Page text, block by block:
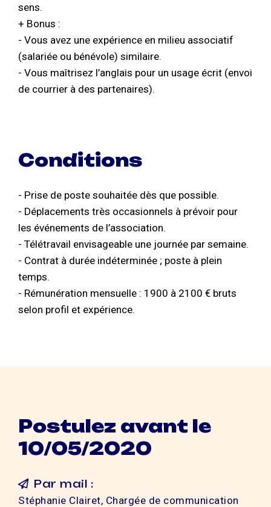
sens.
+ Bonus :
- Vous avez une expérience en milieu associatif
(salariée ou bénévole) similaire.
- Vous maîtrisez l’anglais pour un usage écrit (envoi
de courrier à des partenaires).
Conditions
- Prise de poste souhaitée dès que possible.
- Déplacements très occasionnels à prévoir pour
les événements de l’association.
- Télétravail envisageable une journée par semaine.
- Contrat à durée indéterminée ; poste à plein
temps.
- Rémunération mensuelle : 1900 à 2100 € bruts
selon profil et expérience.
Postulez avant le
10/05/2020
Par mail :
Stéphanie Clairet, Chargée de communication